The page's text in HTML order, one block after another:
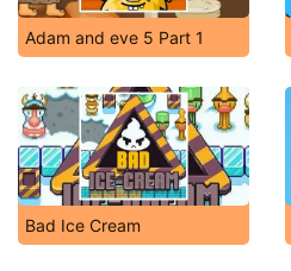
Adam and eve 5 Part 1
Bad Ice Cream